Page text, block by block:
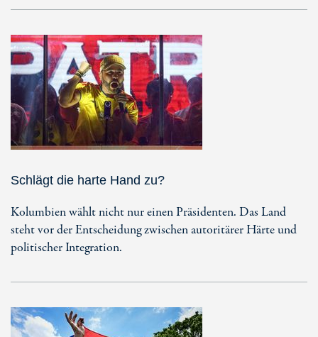
Schlägt die harte Hand zu?
Kolumbien wählt nicht nur einen Präsidenten. Das Land
steht vor der Entscheidung zwischen autoritärer Härte und
politischer Integration.